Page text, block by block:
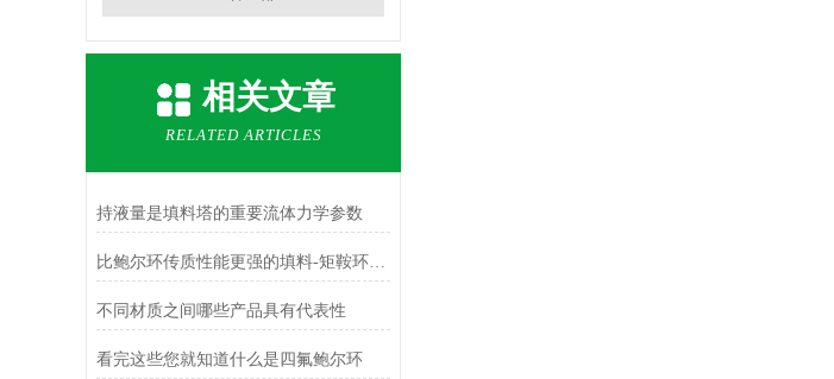
相关文章
RELATED ARTICLES
持液量是填料塔的重要流体力学参数
比鲍尔环传质性能更强的填料-矩鞍环填料
不同材质之间哪些产品具有代表性
看完这些您就知道什么是四氟鲍尔环